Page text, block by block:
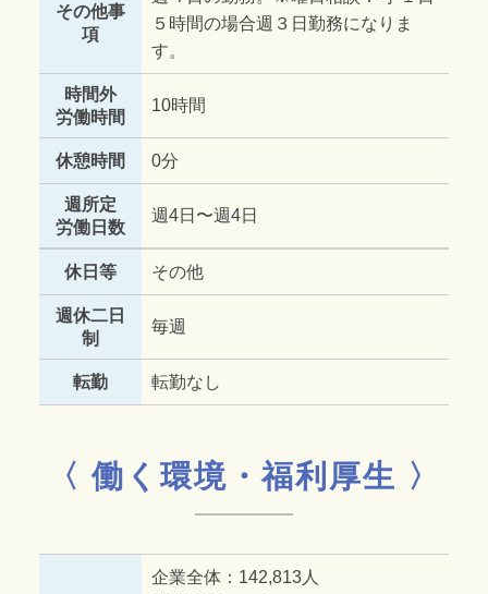
その他事
項
５時間の場合週３日勤務になりま
す。
時間外
労働時間
10時間
休憩時間 0分
週所定
労働日数
週4日〜週4日
休日等 その他
週休二日
制
毎週
転勤 転勤なし
〈 働く環境・福利厚生 〉
企業全体：142,813人